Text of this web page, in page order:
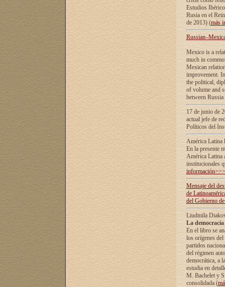
Estudios
Rusia en el
de 2013) (más
Mexico is a
much in
Mexican
improvement.
the political,
of volume and
between
17 de junio de
actual jefe de
Políticos del
América Latina
En la presente
América Latina
institucionales
información>>>
Mensaje del
de
del Gobierno
Liudmila
La
En el libro se
los orígenes
partidos
del régimen
democrática, а
estudia en
М. Bachelet у
consolidada (